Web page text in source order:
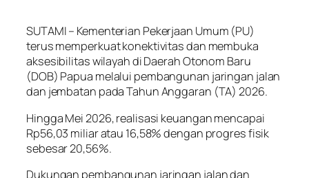
SUTAMI – Kementerian Pekerjaan Umum (PU)
terus memperkuat konektivitas dan membuka
aksesibilitas wilayah di Daerah Otonom Baru
(DOB) Papua melalui pembangunan jaringan jalan
dan jembatan pada Tahun Anggaran (TA) 2026.
Hingga Mei 2026, realisasi keuangan mencapai
Rp56,03 miliar atau 16,58% dengan progres fisik
sebesar 20,56%.
Dukungan pembangunan jaringan jalan dan